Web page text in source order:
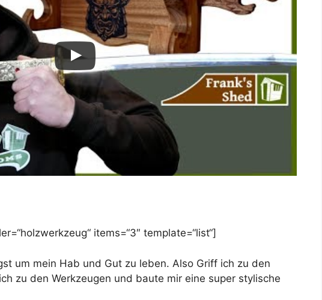
items=“3″ template=“list“]
um mein Hab und Gut zu leben. Also Griff ich zu den
zu den Werkzeugen und baute mir eine super stylische